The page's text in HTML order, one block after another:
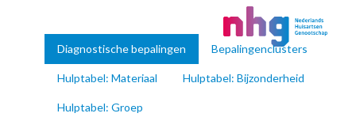
Diagnostische bepalingen Bepalingenclusters
Hulptabel: Materiaal Hulptabel: Bijzonderheid
Hulptabel: Groep